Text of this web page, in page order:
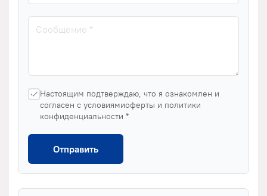
Настоящим подтверждаю, что я ознакомлен и
согласен с условиямиоферты и политики
конфиденциальности *
Отправить